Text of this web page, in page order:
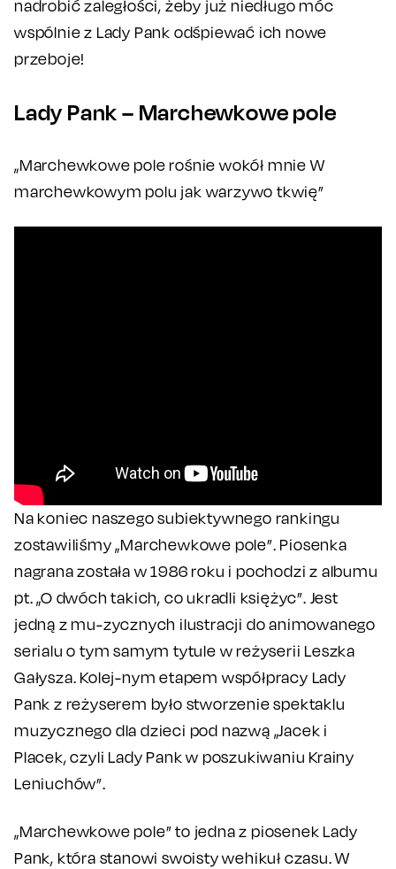
nadrobić zaległości, żeby już niedługo móc
wspólnie z Lady Pank odśpiewać ich nowe
przeboje!
Lady Pank – Marchewkowe pole
„Marchewkowe pole rośnie wokół mnie W
marchewkowym polu jak warzywo tkwię”
Na koniec naszego subiektywnego rankingu
zostawiliśmy „Marchewkowe pole”. Piosenka
nagrana została w 1986 roku i pochodzi z albumu
pt. „O dwóch takich, co ukradli księżyc”. Jest
jedną z mu-zycznych ilustracji do animowanego
serialu o tym samym tytule w reżyserii Leszka
Gałysza. Kolej-nym etapem współpracy Lady
Pank z reżyserem było stworzenie spektaklu
muzycznego dla dzieci pod nazwą „Jacek i
Placek, czyli Lady Pank w poszukiwaniu Krainy
Leniuchów”.
„Marchewkowe pole” to jedna z piosenek Lady
Pank, która stanowi swoisty wehikuł czasu. W